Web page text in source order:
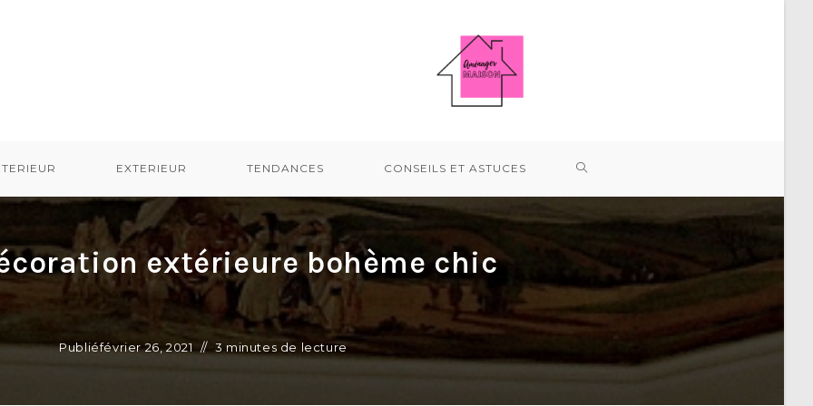
EXTERIEUR TENDANCES CONSEILS ET ASTUCES TOGGLE
WEBSITE
SEARCH
extérieure bohème chic
Publiéfévrier 26, 2021 3 minutes de lecture